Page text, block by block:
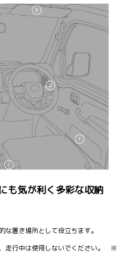
も気が利く多彩な収納
置き場所として役立ちます。
走行中は使用しないでください。 ※